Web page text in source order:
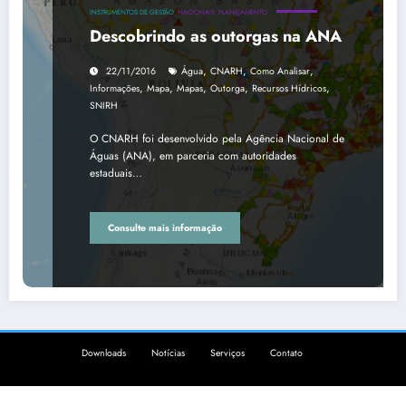
INSTRUMENTOS DE GESTÃO NACIONAIS PLANEJAMENTO
Descobrindo as outorgas na ANA
22/11/2016 Água,CNARH,Como Analisar,
Informações, Mapa, Mapas,Outorga,Recursos Hídricos,
SNIRH
O CNARH foi desenvolvido pela Agência Nacional de
Águas (ANA), em parceria com autoridades
estaduais…
Consulte mais informação
Downloads Notícias Serviços Contato